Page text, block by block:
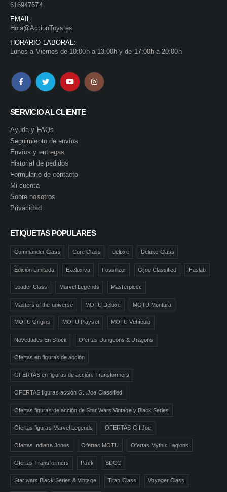
616947674
EMAIL:
Hola@ActionToys.es
HORARIO LABORAL:
Lunes a Viernes de 10:00h a 13:00h y de 17:00h a 20:00h
SERVICIO AL CLIENTE
Ayuda y FAQs
Seguimiento de envíos
Envíos y entregas
Historial de pedidos
Formulario de contacto
Mi cuenta
Sobre nosotros
Privacidad
ETIQUETAS POPULARES
Commander Class Core Class deluxe Deluxe Class
Edición Limitada Exclusiva Fossilizer Gijoe Classified Haslab
Leader Class Marvel Legends Masterpiece
Masters of the universe MOTU Deluxe MOTU Montura
MOTU Origins MOTU Playset MOTU Vehículo
Novedades En Stock Ofertas Dungeons & Dragons
Ofertas en figuras de acción
OFERTAS en figuras de acción. Transformers
OFERTAS figuras acción G.I.Joe Classified
Ofertas figuras de acción de Star Wars Vintage y Black Series
Ofertas figuras Marvel Legends OFERTAS G.I.Joe
Ofertas Indiana Jones Ofertas MOTU Ofertas Mythic Legions
Ofertas Transformers Pack SDCC
Star wars Black Series & Vintage Titan Class Voyager Class